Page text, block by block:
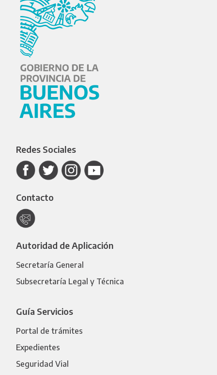
Redes Sociales
Contacto
Autoridad de Aplicación
Secretaría General
Subsecretaría Legal y Técnica
Guía Servicios
Portal de trámites
Expedientes
Seguridad Vial